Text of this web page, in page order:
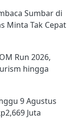
Sumbar di
Minta Tak Cepat
Run 2026,
hingga
9 Agustus
Juta